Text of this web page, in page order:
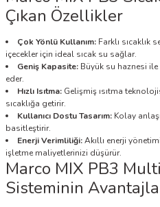
Çıkan Özellikler
Çok Yönlü Kullanım: Farklı sıcaklık
içecekler için ideal sıcak su sağlar.
Geniş Kapasite: Büyük su haznesi
eder.
Hızlı Isıtma: Gelişmiş ısıtma
sıcaklığa getirir.
Kullanıcı Dostu Tasarım: Kolay
basitleştirir.
Enerji Verimliliği:Akıllı enerji
işletme maliyetlerinizi düşürür.
Marco MIX PB3
Sisteminin